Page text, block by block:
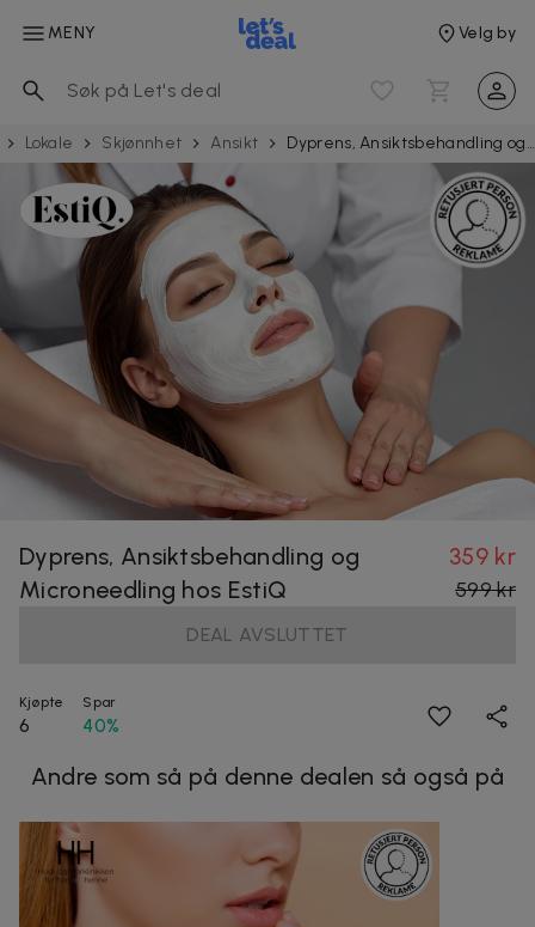
MENY Velg by
Lokale Skjønnhet Ansikt Dyprens, Ansiktsbehandling og Microneedling hos EstiQ
Dyprens, Ansiktsbehandling og
Microneedling hos EstiQ
359 kr
599 kr
DEAL AVSLUTTET
Kjøpte
6
Spar
40%
Andre som så på denne dealen så også på